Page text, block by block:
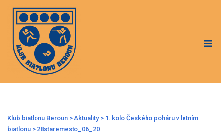
Skip
content
Klub biatlonu Beroun > Aktuality> 1. kolo Českého poháru v letním
biatlonu > 28staremesto_06_20